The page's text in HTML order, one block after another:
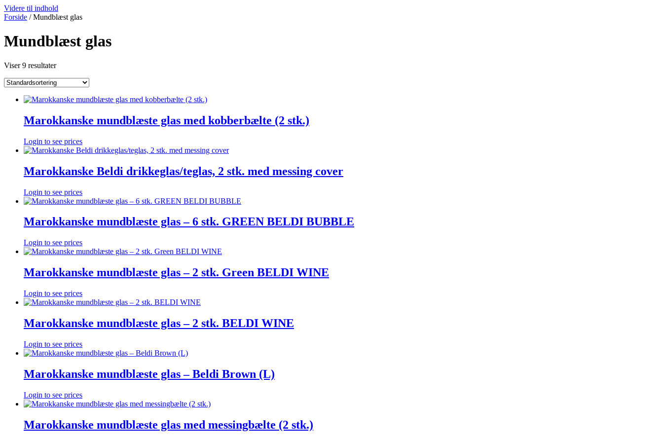
Videre til indhold
Forside / Mundblæst glas
Mundblæst glas
Viser 9 resultater
Marokkanske mundblæste glas med kobberbælte (2 stk.)
Login to see prices
Marokkanske Beldi drikkeglas/teglas, 2 stk. med messing cover
Login to see prices
Marokkanske mundblæste glas – 6 stk. GREEN BELDI BUBBLE
Login to see prices
Marokkanske mundblæste glas – 2 stk. Green BELDI WINE
Login to see prices
Marokkanske mundblæste glas – 2 stk. BELDI WINE
Login to see prices
Marokkanske mundblæste glas – Beldi Brown (L)
Login to see prices
Marokkanske mundblæste glas med messingbælte (2 stk.)